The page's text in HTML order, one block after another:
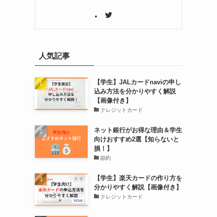
人気記事
【学生】JALカードnaviの申し
込み方法を分かりやすく解説
【画像付き】
クレジットカード
ネット銀行がお得な理由＆学生
向けおすすめ2選【知らないと
損！】
節約
【学生】楽天カードの作り方を
分かりやすく解説【画像付き】
クレジットカード